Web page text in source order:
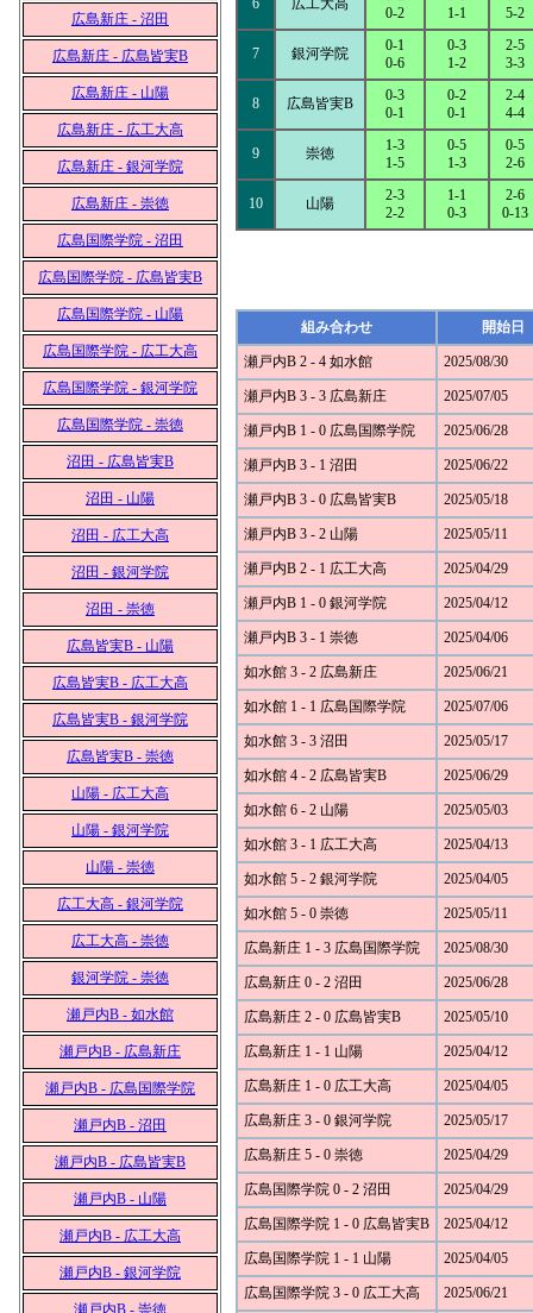
広島新庄 - 沼田
広島新庄 - 広島皆実B
広島新庄 - 山陽
広島新庄 - 広工大高
広島新庄 - 銀河学院
広島新庄 - 崇徳
広島国際学院 - 沼田
広島国際学院 - 広島皆実B
広島国際学院 - 山陽
広島国際学院 - 広工大高
広島国際学院 - 銀河学院
広島国際学院 - 崇徳
沼田 - 広島皆実B
沼田 - 山陽
沼田 - 広工大高
沼田 - 銀河学院
沼田 - 崇徳
広島皆実B - 山陽
広島皆実B - 広工大高
広島皆実B - 銀河学院
広島皆実B - 崇徳
山陽 - 広工大高
山陽 - 銀河学院
山陽 - 崇徳
広工大高 - 銀河学院
広工大高 - 崇徳
銀河学院 - 崇徳
瀬戸内B - 如水館
瀬戸内B - 広島新庄
瀬戸内B - 広島国際学院
瀬戸内B - 沼田
瀬戸内B - 広島皆実B
瀬戸内B - 山陽
瀬戸内B - 広工大高
瀬戸内B - 銀河学院
瀬戸内B - 崇徳
6 広工大高
0-2
1-1
5-2
7 銀河学院
0-1
0-6
0-3
1-2
2-5
3-3
8 広島皆実B
0-3
0-1
0-2
0-1
2-4
4-4
9 崇徳
1-3
1-5
0-5
1-3
0-5
2-6
10 山陽
2-3
2-2
1-1
0-3
2-6
0-13
組み合わせ 開始日
瀬戸内B 2 - 4 如水館 2025/08/30
瀬戸内B 3 - 3 広島新庄 2025/07/05
瀬戸内B 1 - 0 広島国際学院 2025/06/28
瀬戸内B 3 - 1 沼田 2025/06/22
瀬戸内B 3 - 0 広島皆実B 2025/05/18
瀬戸内B 3 - 2 山陽 2025/05/11
瀬戸内B 2 - 1 広工大高 2025/04/29
瀬戸内B 1 - 0 銀河学院 2025/04/12
瀬戸内B 3 - 1 崇徳 2025/04/06
如水館 3 - 2 広島新庄 2025/06/21
如水館 1 - 1 広島国際学院 2025/07/06
如水館 3 - 3 沼田 2025/05/17
如水館 4 - 2 広島皆実B 2025/06/29
如水館 6 - 2 山陽 2025/05/03
如水館 3 - 1 広工大高 2025/04/13
如水館 5 - 2 銀河学院 2025/04/05
如水館 5 - 0 崇徳 2025/05/11
広島新庄 1 - 3 広島国際学院 2025/08/30
広島新庄 0 - 2 沼田 2025/06/28
広島新庄 2 - 0 広島皆実B 2025/05/10
広島新庄 1 - 1 山陽 2025/04/12
広島新庄 1 - 0 広工大高 2025/04/05
広島新庄 3 - 0 銀河学院 2025/05/17
広島新庄 5 - 0 崇徳 2025/04/29
広島国際学院 0 - 2 沼田 2025/04/29
広島国際学院 1 - 0 広島皆実B 2025/04/12
広島国際学院 1 - 1 山陽 2025/04/05
広島国際学院 3 - 0 広工大高 2025/06/21